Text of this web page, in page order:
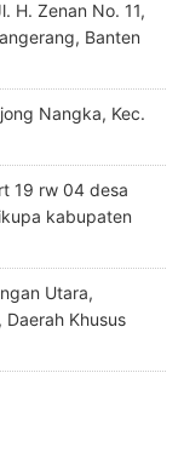
H. Zenan No. 11,
Banten
Nangka, Kec.
19 rw 04 desa
kabupaten
Utara,
Khusus